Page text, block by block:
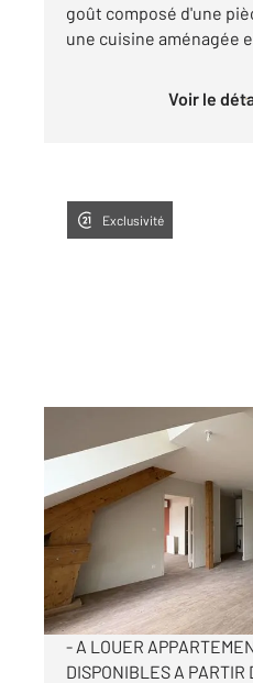
goût composé d'une
une cuisine aménagée
Voir le
Exclusivité
CHATEAUROUX 36
67,91 m
, 3 pièces
Ref : 10201
Appartement T3 à
935 €
par mois charges
- A LOUER
DISPONIBLES A